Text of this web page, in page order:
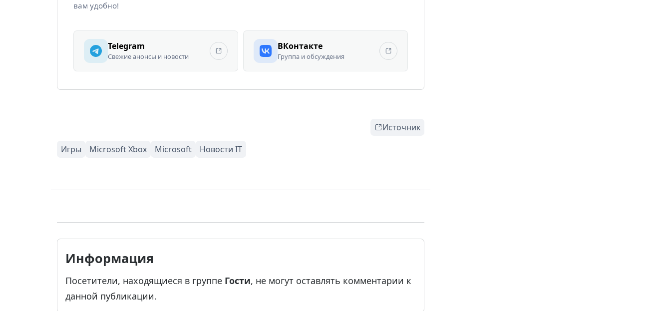
вам удобно!
Telegram
Свежие анонсы и новости
ВКонтакте
Группа и обсуждения
Источник
Информация
Посетители, находящиеся в группе Гости, не могут оставлять комментарии к
данной публикации.